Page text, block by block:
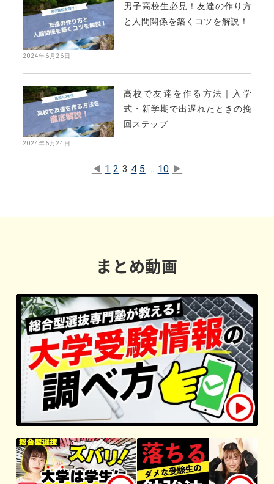
男子高校生必見！友達の作り方
と人間関係を築くコツを解説！
2024年6月26日
高校で友達を作る方法｜入学
式・新学期で出遅れたときの挽
回ステップ
2024年6月24日
◀ 1 2 3 4 5 … 10 ▶︎
まとめ動画